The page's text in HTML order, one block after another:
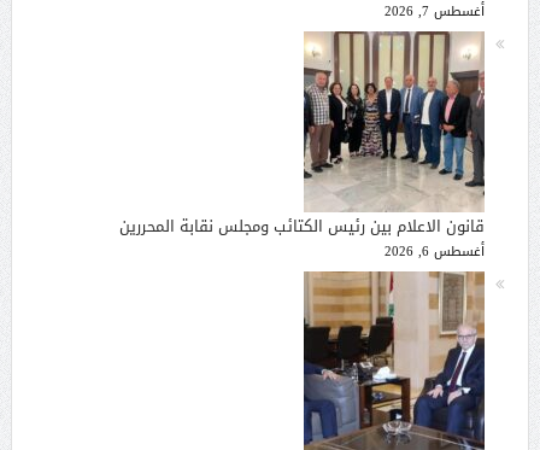
أغسطس 7, 2026
قانون الاعلام بين رئيس الكتائب ومجلس نقابة المحررين
أغسطس 6, 2026